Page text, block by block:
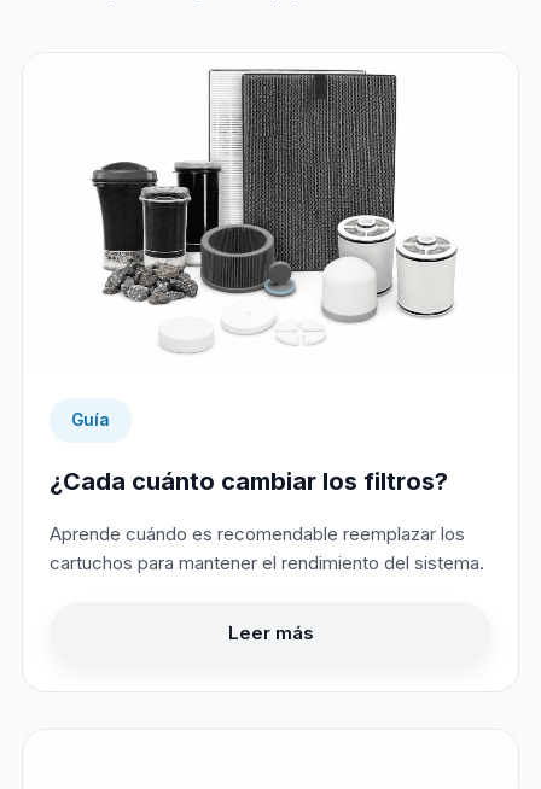
Guía
¿Cada cuánto cambiar los filtros?
Aprende cuándo es recomendable reemplazar los
cartuchos para mantener el rendimiento del sistema.
Leer más